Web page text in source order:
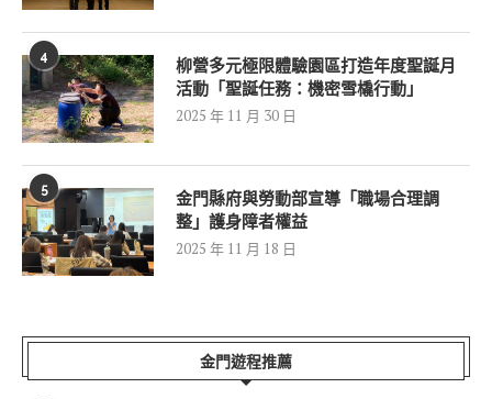
4
柳營多元極限體驗園區打造年度聖誕月
活動「聖誕任務：機密雪橇行動」
2025 年 11 月 30 日
5
金門縣府與勞動部宣導「職場合理調
整」護身障者權益
2025 年 11 月 18 日
金門遊程推薦